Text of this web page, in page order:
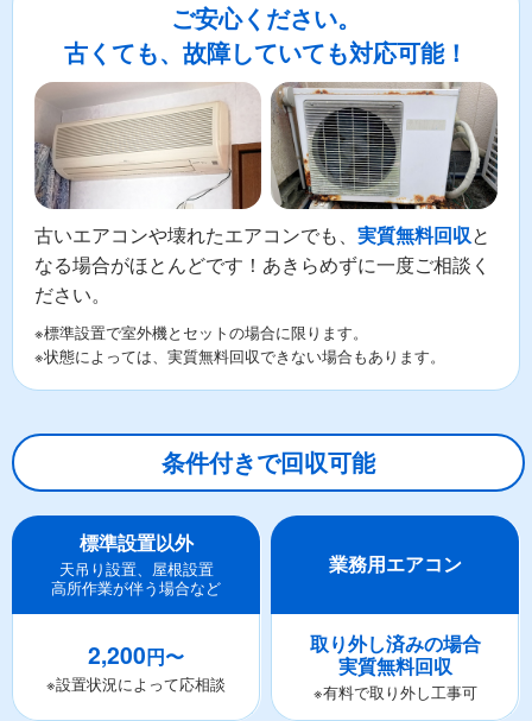
ご安心ください。
古くても、故障していても対応可能！
古いエアコンや壊れたエアコンでも、 実質無料回収と
なる場合がほとんどです！あきらめずに一度ご相談く
ださい。
※標準設置で室外機とセットの場合に限ります。
※状態によっては、実質無料回収できない場合もあります。
条件付きで回収可能
標準設置以外
天吊り設置、屋根設置
高所作業が伴う場合など
2,200円〜
※設置状況によって応相談
業務用エアコン
取り外し済みの場合
実質無料回収
※有料で取り外し工事可